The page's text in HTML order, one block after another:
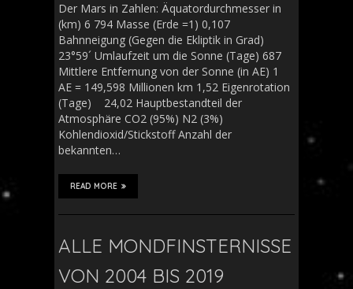
Der Mars in Zahlen: Äquatordurchmesser in
(km) 6 794 Masse (Erde =1) 0,107
Bahnneigung (Gegen die Ekliptik in Grad)
23°59´ Umlaufzeit um die Sonne (Tage) 687
Mittlere Entfernung von der Sonne (in AE) 1
AE = 149,598 Millionen km 1,52 Eigenrotation
(Tage) 24,02 Hauptbestandteil der
Atmosphäre CO2 (95%) N2 (3%)
Kohlendioxid/Stickstoff Anzahl der
bekannten…
READ MORE
ALLE MONDFINSTERNISSE
VON 2004 BIS 2019